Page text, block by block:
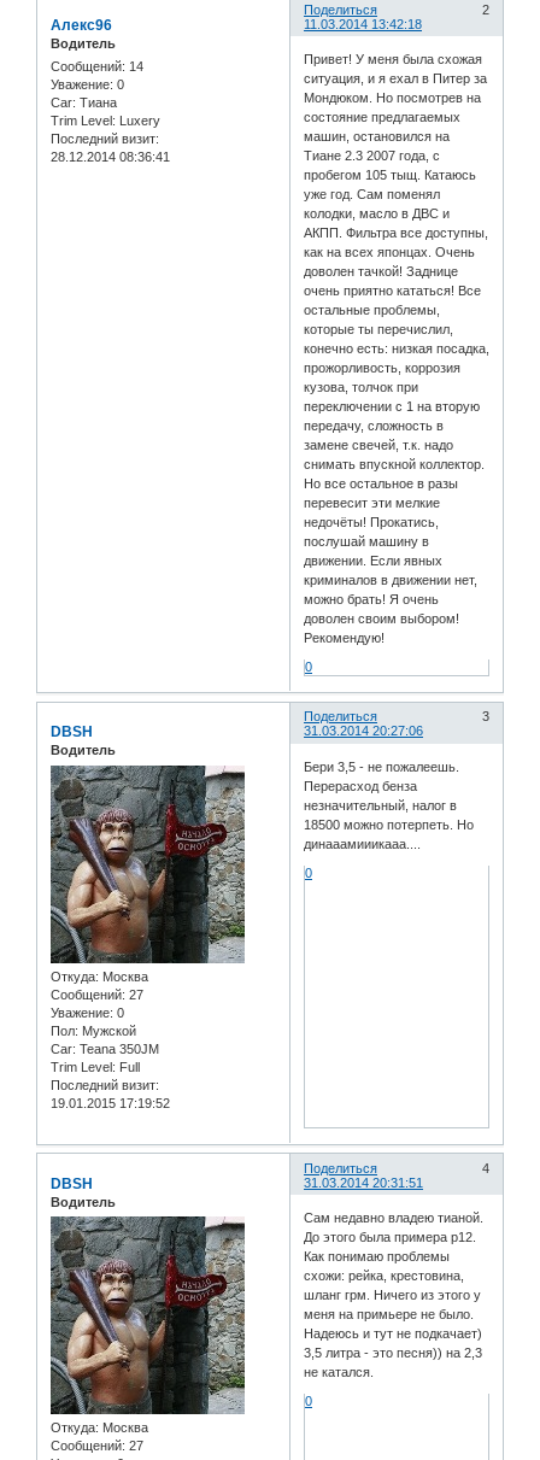
Поделиться
2
11.03.2014 13:42:18
Алекс96
Водитель
Сообщений: 14
Уважение: 0
Car: Тиана
Trim Level: Luxery
Последний визит:
28.12.2014 08:36:41
Привет! У меня была схожая
ситуация, и я ехал в Питер за
Мондюком. Но посмотрев на
состояние предлагаемых
машин, остановился на
Тиане 2.3 2007 года, с
пробегом 105 тыщ. Катаюсь
уже год. Сам поменял
колодки, масло в ДВС и
АКПП. Фильтра все доступны,
как на всех японцах. Очень
доволен тачкой! Заднице
очень приятно кататься! Все
остальные проблемы,
которые ты перечислил,
конечно есть: низкая посадка,
прожорливость, коррозия
кузова, толчок при
переключении с 1 на вторую
передачу, сложность в
замене свечей, т.к. надо
снимать впускной коллектор.
Но все остальное в разы
перевесит эти мелкие
недочёты! Прокатись,
послушай машину в
движении. Если явных
криминалов в движении нет,
можно брать! Я очень
доволен своим выбором!
Рекомендую!
0
Поделиться
3
31.03.2014 20:27:06
DBSH
Водитель
Откуда: Москва
Сообщений: 27
Уважение: 0
Пол: Мужской
Car: Teana 350JM
Trim Level: Full
Последний визит:
19.01.2015 17:19:52
Бери 3,5 - не пожалеешь.
Перерасход бенза
незначительный, налог в
18500 можно потерпеть. Но
динааамииикааа....
0
Поделиться
4
31.03.2014 20:31:51
DBSH
Водитель
Откуда: Москва
Сообщений: 27
Сам недавно владею тианой.
До этого была примера р12.
Как понимаю проблемы
схожи: рейка, крестовина,
шланг грм. Ничего из этого у
меня на примьере не было.
Надеюсь и тут не подкачает)
3,5 литра - это песня)) на 2,3
не катался.
0